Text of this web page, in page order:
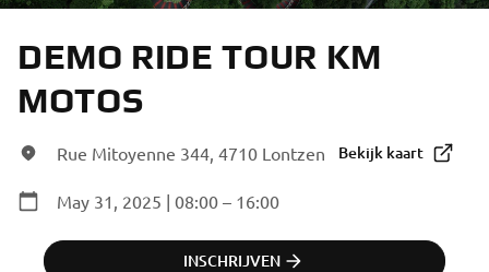
DEMO RIDE TOUR KM
MOTOS
Rue Mitoyenne 344, 4710 Lontzen Bekijk kaart
May 31, 2025 | 08:00 – 16:00
INSCHRIJVEN